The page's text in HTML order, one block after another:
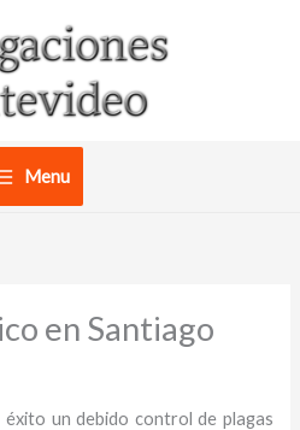
Menu
en Santiago
un debido control de plagas